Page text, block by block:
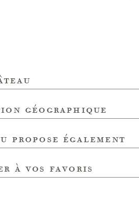
géographique
propose également
à vos favoris